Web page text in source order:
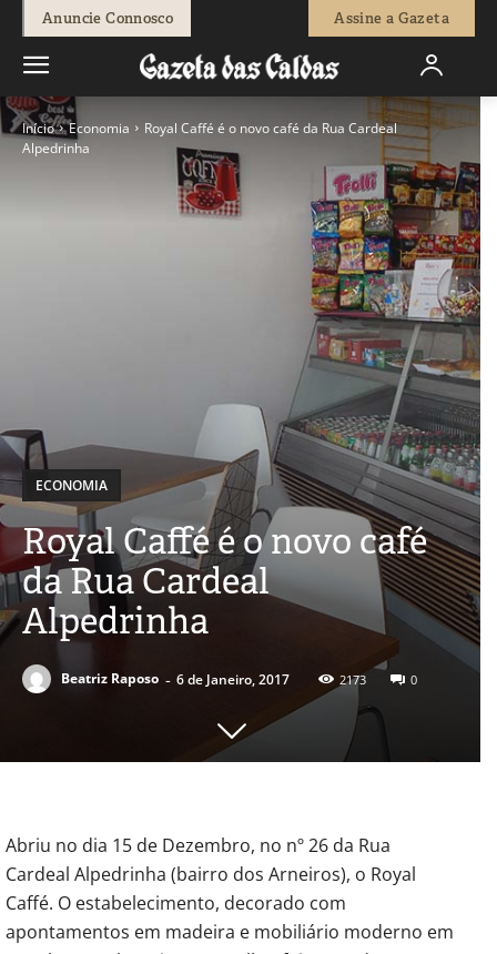
Anuncie Connosco Assine a Gazeta
Início Economia
Royal Caffé é o novo café da Rua Cardeal
Alpedrinha
ECONOMIA
Royal Caffé é o novo café
da Rua Cardeal
Alpedrinha
Beatriz Raposo - 6 de Janeiro, 2017 2173 0
Abriu no dia 15 de Dezembro, no nº 26 da Rua
Cardeal Alpedrinha (bairro dos Arneiros), o Royal
Caffé. O estabelecimento, decorado com
apontamentos em madeira e mobiliário moderno em